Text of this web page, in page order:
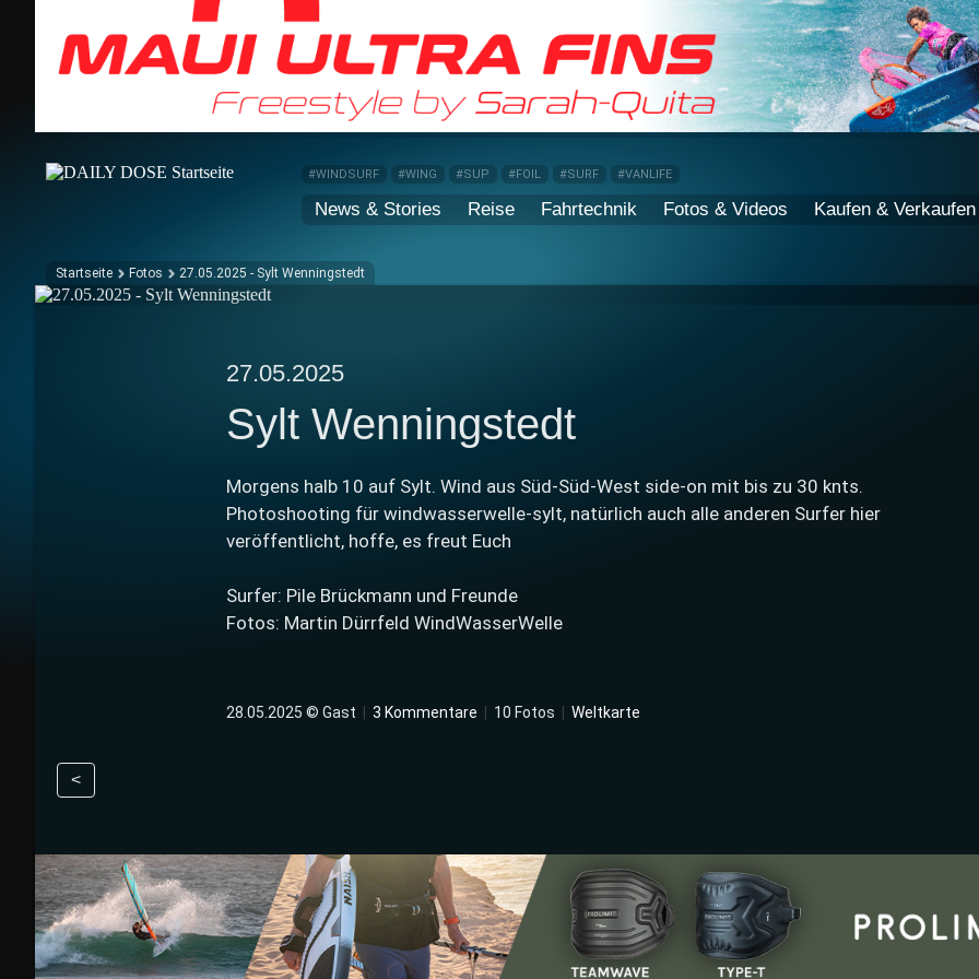
#WINDSURF #WING #SUP #FOIL #SURF #VANLIFE
News & Stories Reise Fahrtechnik Fotos & Videos Kaufen & Verkaufen
Startseite Fotos 27.05.2025 - Sylt Wenningstedt
27.05.2025
Sylt Wenningstedt
Morgens halb 10 auf Sylt. Wind aus Süd-Süd-West side-on mit bis zu 30 knts.
Photoshooting für windwasserwelle-sylt, natürlich auch alle anderen Surfer hier
veröffentlicht, hoffe, es freut Euch
Surfer: Pile Brückmann und Freunde
Fotos: Martin Dürrfeld WindWasserWelle
28.05.2025 © Gast 3 Kommentare 10 Fotos Weltkarte
<